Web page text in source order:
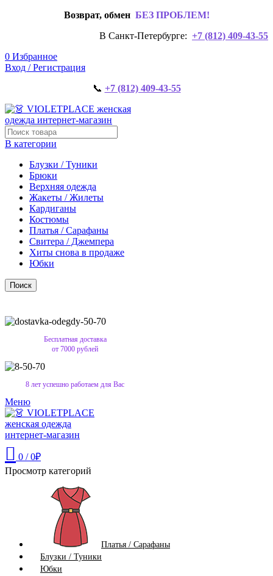
Возврат, обмен БЕЗ ПРОБЛЕМ!
В Санкт-Петербурге: +7 (812) 409-43-55
0 Избранное
Вход / Регистрация
📞 +7 (812) 409-43-55
В категории
Блузки / Туники
Брюки
Верхняя одежда
Жакеты / Жилеты
Кардиганы
Костюмы
Платья / Сарафаны
Свитера / Джемпера
Хиты снова в продаже
Юбки
Поиск
Бесплатная доставка
от 7000 рублей
8 лет успешно работаем для Вас
Меню
0 / 0₽
Просмотр категорий
Платья / Сарафаны
Блузки / Туники
Юбки